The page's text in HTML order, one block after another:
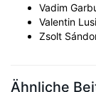
Vadim
Valentin
Zsolt
Ähnliche